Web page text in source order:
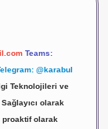
Teams:
@karabul
Teknolojileri ve
olarak
olarak